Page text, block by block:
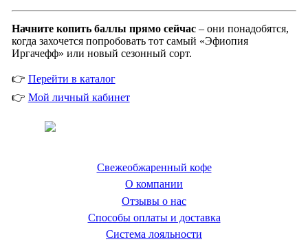
Начните копить баллы прямо сейчас– они понадобятся,
когда захочется попробовать тот самый «Эфиопия
Иргачефф» или новый сезонный сорт.
👉 Перейти в каталог
👉 Мой личный кабинет
Свежеобжаренный кофе
О компании
Отзывы о нас
Способы оплаты и доставка
Система лояльности